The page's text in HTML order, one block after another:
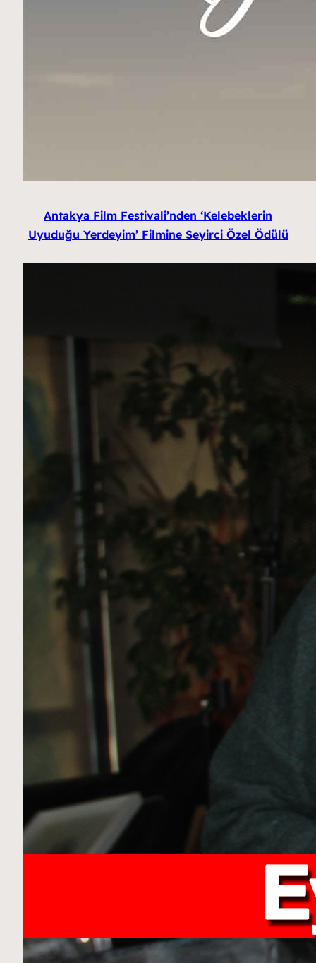
Antakya Film Festivali’nden ‘Kelebeklerin
Uyuduğu Yerdeyim’ Filmine Seyirci Özel Ödülü